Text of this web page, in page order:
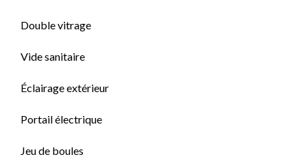
Double vitrage
Vide sanitaire
Éclairage extérieur
Portail électrique
Jeu de boules